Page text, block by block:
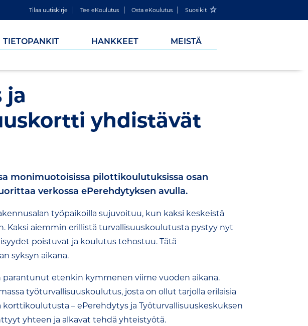
Tilaa uutiskirje Tee eKoulutus Osta eKoulutus Suosikit
TIETOPANKIT HANKKEET MEISTÄ
ja
yhdistävät
monimuotoisissa pilottikoulutuksissa osan
verkossa ePerehdytyksen avulla.
työpaikoilla sujuvoituu, kun kaksi keskeistä
Kaksi aiemmin erillistä turvallisuuskoulutusta pystyy nyt
poistuvat ja koulutus tehostuu. Tätä
syksyn aikana.
parantunut etenkin kymmenen viime vuoden aikana.
työturvallisuuskoulutus, josta on ollut tarjolla erilaisia
– ePerehdytys ja Työturvallisuuskeskuksen
yhteen ja alkavat tehdä yhteistyötä.